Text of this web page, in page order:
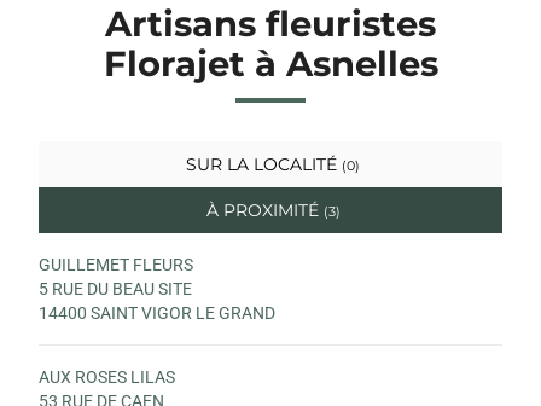
Artisans fleuristes
Florajet à Asnelles
SUR LA LOCALITÉ (0)
À PROXIMITÉ (3)
GUILLEMET FLEURS
5 RUE DU BEAU SITE
14400 SAINT VIGOR LE GRAND
AUX ROSES LILAS
53 RUE DE CAEN